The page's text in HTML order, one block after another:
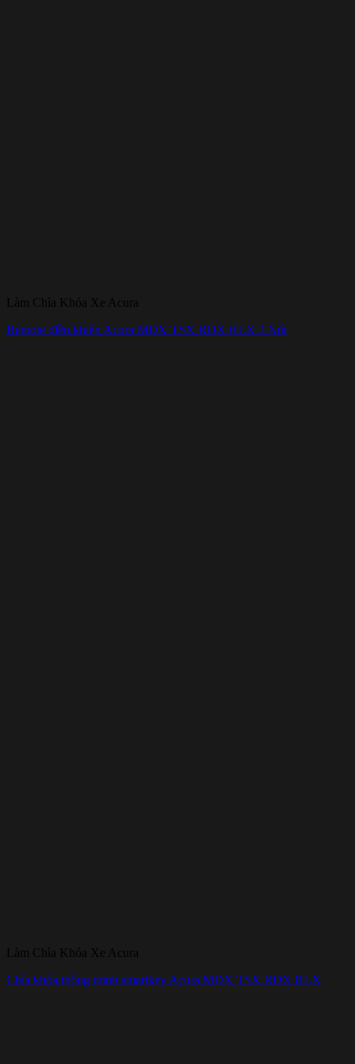
Làm Chìa Khóa Xe Acura
Remote điều khiển Acura MDX TSX RDX RLX 3 Nút
Làm Chìa Khóa Xe Acura
Chìa khóa thông minh smartkey Acura MDX TSX RDX RLX